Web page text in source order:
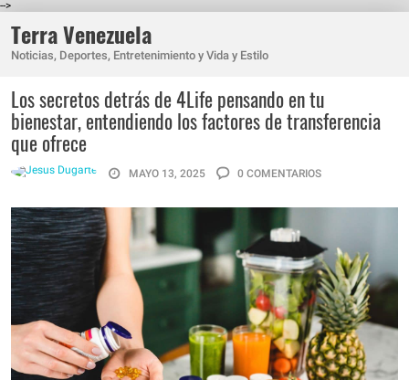
-->
Terra Venezuela
Noticias, Deportes, Entretenimiento y Vida y Estilo
Los secretos detrás de 4Life pensando en tu
bienestar, entendiendo los factores de transferencia
que ofrece
MAYO 13, 2025 0 COMENTARIOS